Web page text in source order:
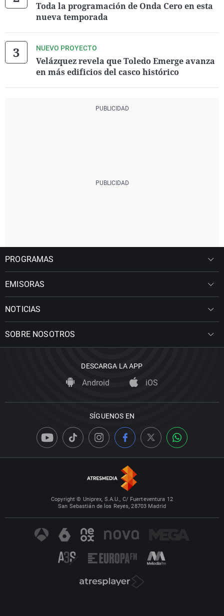
Toda la programación de Onda Cero en esta
nueva temporada
NUEVO PROYECTO
Velázquez revela que Toledo Emerge avanza
en más edificios del casco histórico
PROGRAMAS
EMISORAS
NOTICIAS
SOBRE NOSOTROS
DESCARGA LA APP
Android iOS
SÍGUENOS EN
Copyright © Uniprex, S.A.U., C/ Fuerteventura 12
San Sebastián de los Reyes, 28703 Madrid